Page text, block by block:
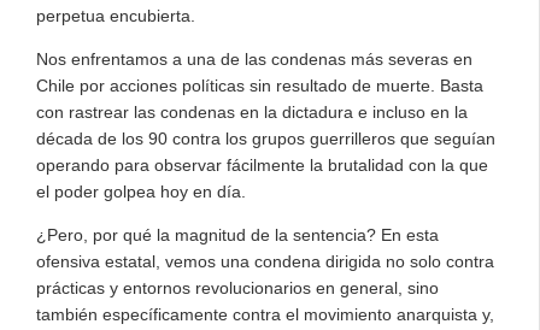
perpetua encubierta.
Nos enfrentamos a una de las condenas más severas en
Chile por acciones políticas sin resultado de muerte. Basta
con rastrear las condenas en la dictadura e incluso en la
década de los 90 contra los grupos guerrilleros que seguían
operando para observar fácilmente la brutalidad con la que
el poder golpea hoy en día.
¿Pero, por qué la magnitud de la sentencia? En esta
ofensiva estatal, vemos una condena dirigida no solo contra
prácticas y entornos revolucionarios en general, sino
también específicamente contra el movimiento anarquista y,